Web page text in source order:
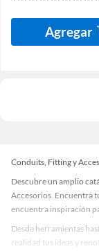
Agregar
Conduits, Fitting y
Descubre un amplio
Accesorios. Encuentra
encuentra inspiración
Desde herramientas
realidad tus ideas y